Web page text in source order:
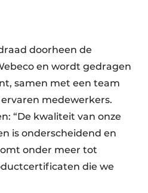
doorheen de
en wordt gedragen
samen met een team
medewerkers.
“De kwaliteit van onze
is onderscheidend en
onder meer tot
die we